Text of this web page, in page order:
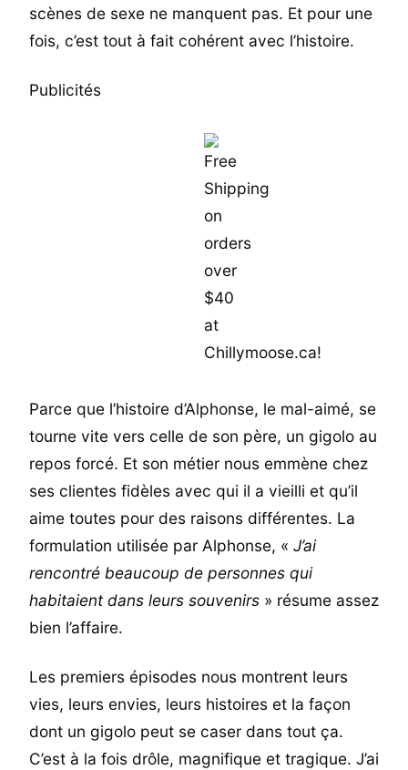
scènes de sexe ne manquent pas. Et pour une
fois, c’est tout à fait cohérent avec l’histoire.
Publicités
Parce que l’histoire d’Alphonse, le mal-aimé, se
tourne vite vers celle de son père, un gigolo au
repos forcé. Et son métier nous emmène chez
ses clientes fidèles avec qui il a vieilli et qu’il
aime toutes pour des raisons différentes. La
formulation utilisée par Alphonse, « J’ai
rencontré beaucoup de personnes qui
habitaient dans leurs souvenirs » résume assez
bien l’affaire.
Les premiers épisodes nous montrent leurs
vies, leurs envies, leurs histoires et la façon
dont un gigolo peut se caser dans tout ça.
C’est à la fois drôle, magnifique et tragique. J’ai